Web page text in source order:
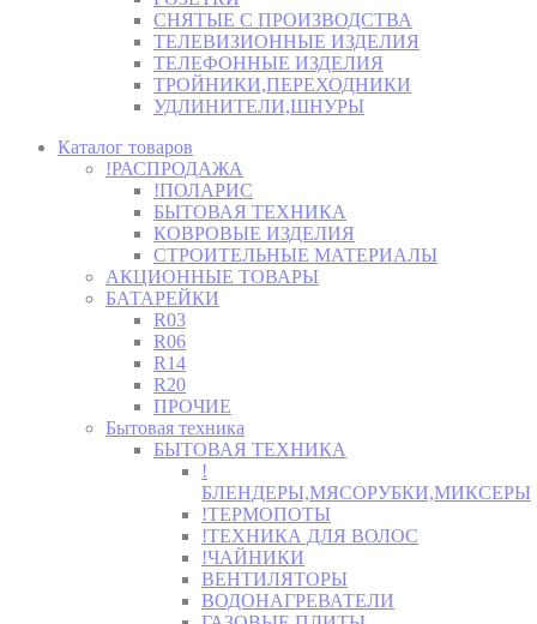
СНЯТЫЕ С ПРОИЗВОДСТВА
ТЕЛЕВИЗИОННЫЕ ИЗДЕЛИЯ
ТЕЛЕФОННЫЕ ИЗДЕЛИЯ
ТРОЙНИКИ,ПЕРЕХОДНИКИ
УДЛИНИТЕЛИ,ШНУРЫ
Каталог товаров
!РАСПРОДАЖА
!ПОЛАРИС
БЫТОВАЯ ТЕХНИКА
КОВРОВЫЕ ИЗДЕЛИЯ
СТРОИТЕЛЬНЫЕ МАТЕРИАЛЫ
АКЦИОННЫЕ ТОВАРЫ
БАТАРЕЙКИ
R03
R06
R14
R20
ПРОЧИЕ
Бытовая техника
БЫТОВАЯ ТЕХНИКА
!
БЛЕНДЕРЫ,МЯСОРУБКИ,МИКСЕРЫ
!ТЕРМОПОТЫ
!ТЕХНИКА ДЛЯ ВОЛОС
!ЧАЙНИКИ
ВЕНТИЛЯТОРЫ
ВОДОНАГРЕВАТЕЛИ